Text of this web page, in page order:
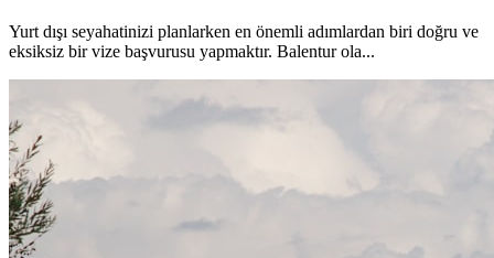
Yurt dışı seyahatinizi planlarken en önemli adımlardan biri doğru ve
eksiksiz bir vize başvurusu yapmaktır. Balentur ola...